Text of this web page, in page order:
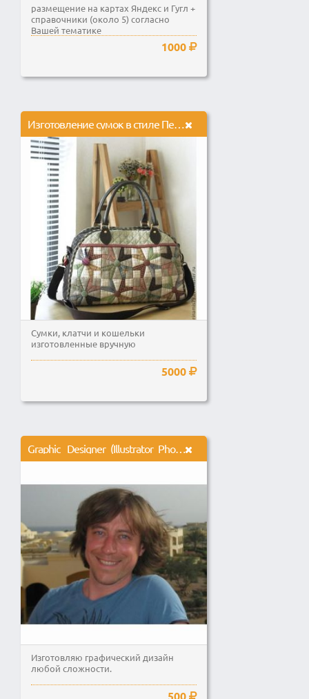
размещение на картах Яндекс и Гугл +
справочники (около 5) согласно
Вашей тематике
1000
Изготовление сумок в стиле Печворк
Сумки, клатчи и кошельки
изготовленные вручную
5000
Graphic _Designer_(Illustrator_Photoshop)
Изготовляю графический дизайн
любой сложности.
500